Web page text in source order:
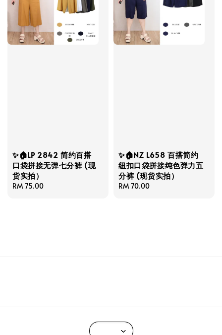
✨🏠LP 2842 简约百搭
口袋拼接无弹七分裤 (现
货实拍）
Regular
RM 75.00
✨🏠NZ L658 百搭简约
纽扣口袋拼接纯色弹力五
分裤 (现货实拍）
Regular
RM 70.00